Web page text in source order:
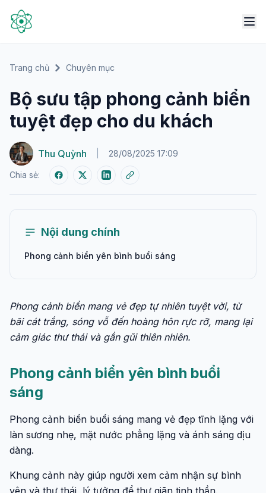
Trang chủ Chuyên mục
Bộ sưu tập phong cảnh biển
tuyệt đẹp cho du khách
Thu Quỳnh 28/08/2025 17:09
Chia sẻ:
Nội dung chính
Phong cảnh biển yên bình buổi sáng
Phong cảnh biển mang vẻ đẹp tự nhiên tuyệt vời, từ
bãi cát trắng, sóng vỗ đến hoàng hôn rực rỡ, mang lại
cảm giác thư thái và gần gũi thiên nhiên.
Phong cảnh biển yên bình buổi
sáng
Phong cảnh biển buổi sáng mang vẻ đẹp tĩnh lặng với
làn sương nhẹ, mặt nước phẳng lặng và ánh sáng dịu
dàng.
Khung cảnh này giúp người xem cảm nhận sự bình
yên và thư thái, lý tưởng để thư giãn tinh thần.